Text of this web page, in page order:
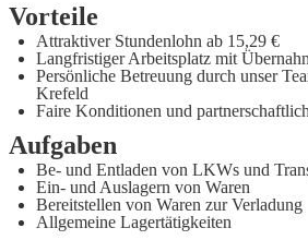
Vorteile
Attraktiver Stundenlohn ab 15,29 €
Langfristiger Arbeitsplatz mit
Persönliche Betreuung durch unser
Krefeld
Faire Konditionen und
Aufgaben
Be- und Entladen von LKWs und
Ein- und Auslagern von Waren
Bereitstellen von Waren zur Verladung
Allgemeine Lagertätigkeiten